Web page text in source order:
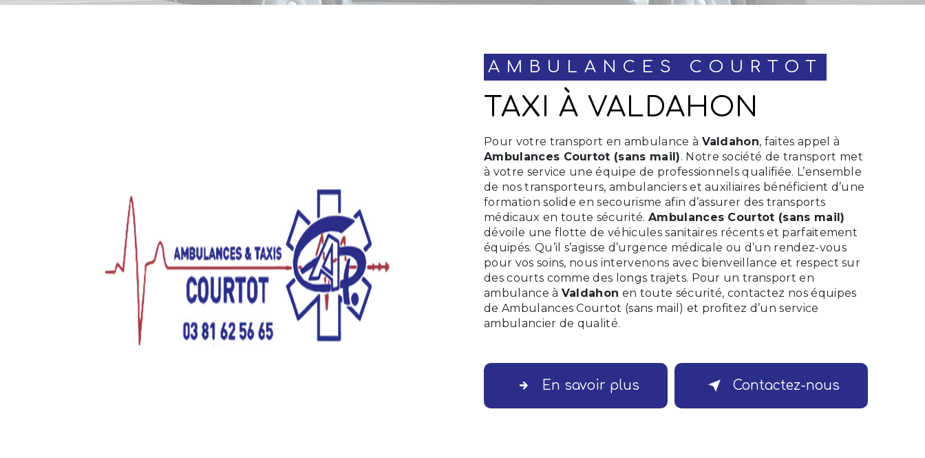
AMBULANCES COURTOT
TAXI À VALDAHON
Pour votre transport en ambulance à Valdahon, faites appel à
Ambulances Courtot (sans mail). Notre société de transport met
à votre service une équipe de professionnels qualifiée. L’ensemble
de nos transporteurs, ambulanciers et auxiliaires bénéficient d’une
formation solide en secourisme afin d’assurer des transports
médicaux en toute sécurité. Ambulances Courtot (sans mail)
dévoile une flotte de véhicules sanitaires récents et parfaitement
équipés. Qu’il s’agisse d’urgence médicale ou d’un rendez-vous
pour vos soins, nous intervenons avec bienveillance et respect sur
des courts comme des longs trajets. Pour un transport en
ambulance à Valdahon en toute sécurité, contactez nos équipes
de Ambulances Courtot (sans mail) et profitez d’un service
ambulancier de qualité.
En savoir plus Contactez-nous